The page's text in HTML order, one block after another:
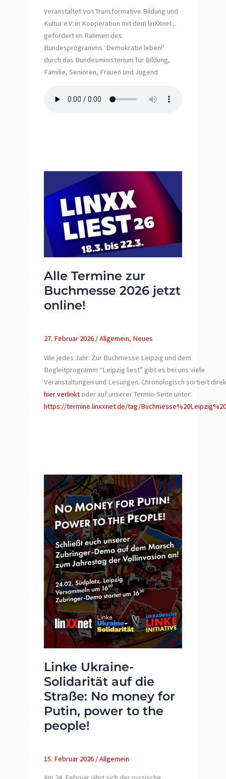
veranstaltet von Transformative Bildung und
Kultur e.V. in Kooperation mit dem linXXnet ,
gefördert im Rahmen des
Bundesprogramms ‘Demokratie leben!’
durch das Bundesministerium für Bildung,
Familie, Senioren, Frauen und Jugend
Alle Termine zur
Buchmesse 2026 jetzt
online!
27. Februar 2026 /Allgemein, Neues
Wie jedes Jahr: Zur Buchmesse Leipzig und dem
Begleitprogramm “Leipzig liest” gibt es bei uns viele
Veranstaltungen und Lesungen. Chronologisch sortiert
hier verlinkt oder auf unserer Termin-Seite unter:
https://termine.linxxnet.de/tag/
Linke Ukraine-
Solidarität auf die
Straße: No money for
Putin, power to the
people!
15. Februar 2026 /Allgemein